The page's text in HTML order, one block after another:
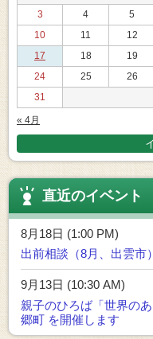
3
4 5
10
11 12
17
18 19
24
25 26
31
« 4月
直近のイベント
8月18日 (1:00 PM)
出前相談（8月、出雲市
9月13日 (10:30 AM)
親子のひろば「世界の
郷町 を開催します